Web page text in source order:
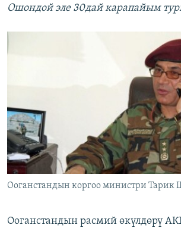
Ошондой эле 30дай карапайым
Ооганстандын коргоо министри Тарик
Ооганстандын расмий өкүлдөрү